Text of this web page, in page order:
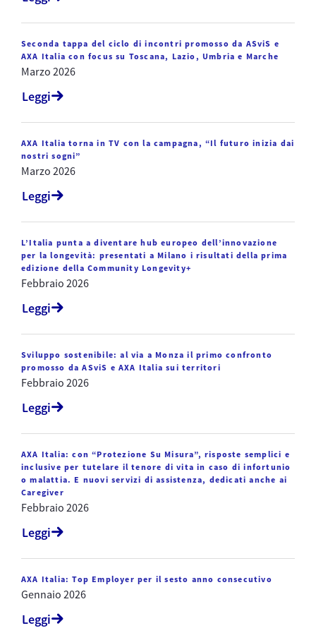
Seconda tappa del ciclo di incontri promosso da ASviS e
AXA Italia con focus su Toscana, Lazio, Umbria e Marche
Marzo 2026
Leggi
AXA Italia torna in TV con la campagna, “Il futuro inizia dai
nostri sogni”
Marzo 2026
Leggi
L’Italia punta a diventare hub europeo dell’innovazione
per la longevità: presentati a Milano i risultati della prima
edizione della Community Longevity+
Febbraio 2026
Leggi
Sviluppo sostenibile: al via a Monza il primo confronto
promosso da ASviS e AXA Italia sui territori
Febbraio 2026
Leggi
AXA Italia: con “Protezione Su Misura”, risposte semplici e
inclusive per tutelare il tenore di vita in caso di infortunio
o malattia. E nuovi servizi di assistenza, dedicati anche ai
Caregiver
Febbraio 2026
Leggi
AXA Italia: Top Employer per il sesto anno consecutivo
Gennaio 2026
Leggi